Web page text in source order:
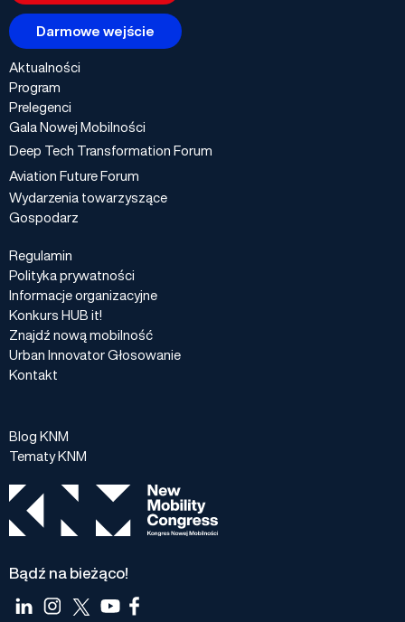
Darmowe wejście
Aktualności
Program
Prelegenci
Gala Nowej Mobilności
Deep Tech Transformation Forum
Aviation Future Forum
Wydarzenia towarzyszące
Gospodarz
Regulamin
Polityka prywatności
Informacje organizacyjne
Konkurs HUB it!
Znajdź nową mobilność
Urban Innovator Głosowanie
Kontakt
Blog KNM
Tematy KNM
Bądź na bieżąco!